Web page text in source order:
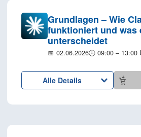
Grundlagen – Wie
funktioniert und was
unterscheidet
📅 02.06.2026🕒 09:00 – 13:00
Alle Details